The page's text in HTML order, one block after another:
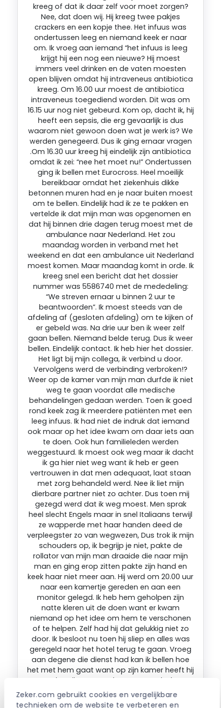
Zeker.com gebruikt cookies en vergelijkbare
technieken om de website te verbeteren en